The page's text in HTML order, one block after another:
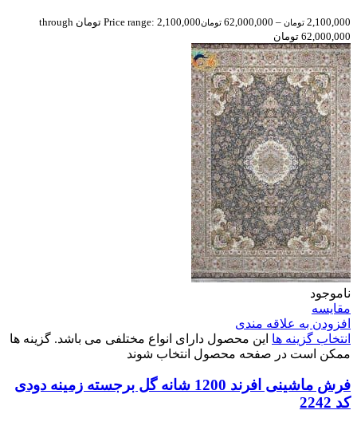
2,100,000 تومان –
62,000,000 تومان
Price range: 2,100,000 تومان through
62,000,000 تومان
ناموجود
مقایسه
افزودن به علاقه مندی
انتخاب گزینه ها این محصول دارای انواع مختلفی می باشد. گزینه ها
ممکن است در صفحه محصول انتخاب شوند
فرش ماشینی افرند 1200 شانه گل برجسته زمینه دودی
کد 2242